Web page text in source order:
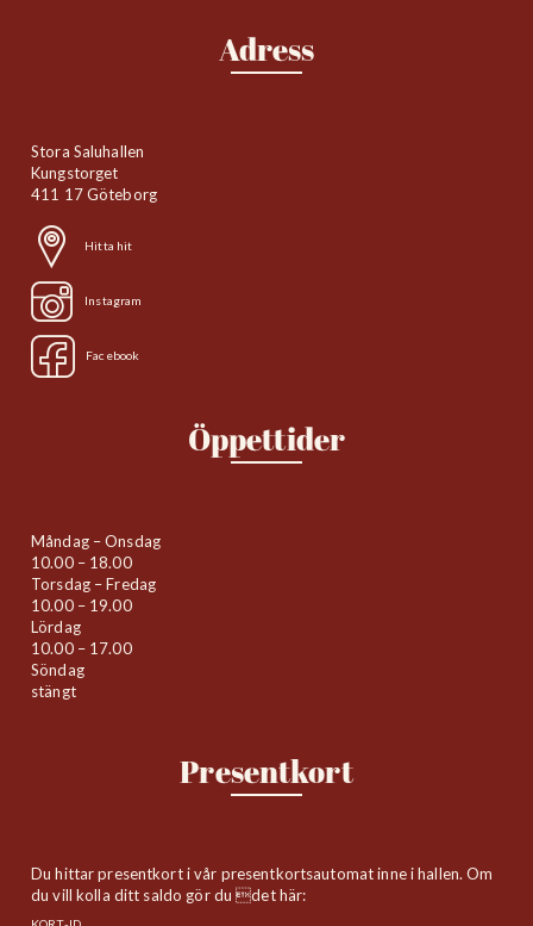
Adress
Stora Saluhallen
Kungstorget
411 17 Göteborg
Hitta hit
Instagram
Facebook
Öppettider
Måndag – Onsdag
10.00 – 18.00
Torsdag – Fredag
10.00 – 19.00
Lördag
10.00 – 17.00
Söndag
stängt
Presentkort
Du hittar presentkort i vår presentkortsautomat inne i hallen. Om
du vill kolla ditt saldo gör du det här: